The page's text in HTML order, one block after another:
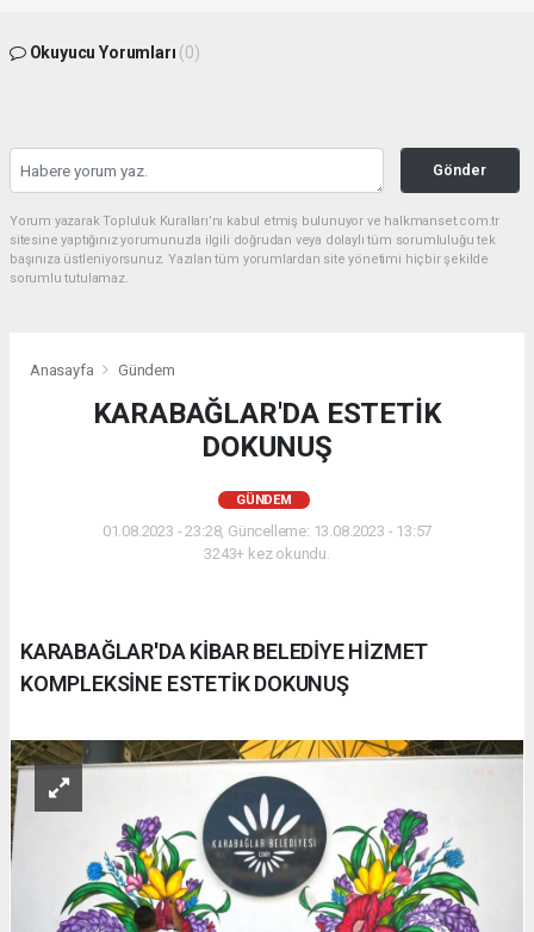
Okuyucu Yorumları (0)
Gönder
Yorum yazarak Topluluk Kuralları’nı kabul etmiş bulunuyor ve halkmanset.com.tr
sitesine yaptığınız yorumunuzla ilgili doğrudan veya dolaylı tüm sorumluluğu tek
başınıza üstleniyorsunuz. Yazılan tüm yorumlardan site yönetimi hiçbir şekilde
sorumlu tutulamaz.
Anasayfa Gündem
KARABAĞLAR'DA ESTETİK
DOKUNUŞ
GÜNDEM
01.08.2023 - 23:28, Güncelleme: 13.08.2023 - 13:57
3243+ kez okundu.
KARABAĞLAR'DA KİBAR BELEDİYE HİZMET
KOMPLEKSİNE ESTETİK DOKUNUŞ